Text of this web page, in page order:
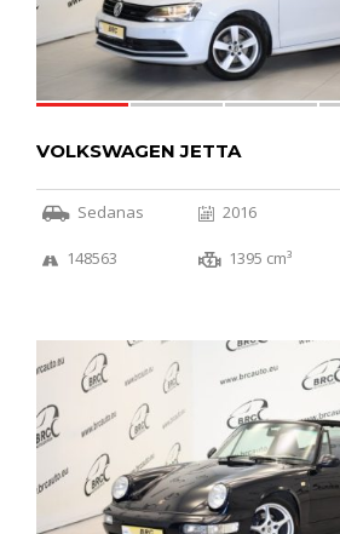
VOLKSWAGEN JETTA
Sedanas 2016
148563 1395 cm³
59